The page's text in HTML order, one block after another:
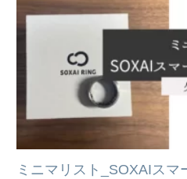
ミニマリスト_SOXAIスマ